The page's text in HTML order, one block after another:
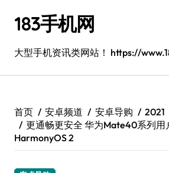
183手机网
大型手机资讯类网站！ https://
首页 安卓频道 安卓导购
2021
更通畅更安全 华为Mate40系列用
HarmonyOS 2